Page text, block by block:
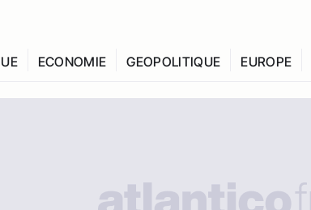
ECONOMIE GEOPOLITIQUE EUROPE